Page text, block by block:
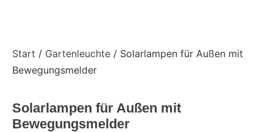
Start / Gartenleuchte / Solarlampen für Außen mit
Bewegungsmelder
Solarlampen für Außen mit
Bewegungsmelder